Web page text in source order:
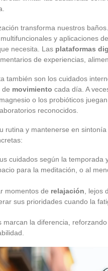
transforma nuestros
y aplicaciones
necesita. Las plataformas
de experiencias,
también son los cuidados
de movimiento cada día. A
o los probióticos
reconocidos.
rutina y mantenerse en
cuidados según la temporada
para la meditación, o al
momentos de relajación , lejos
sus prioridades cuando la
marcan la diferencia,